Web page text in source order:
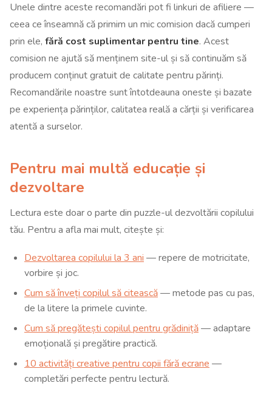
Unele dintre aceste recomandări pot fi linkuri de afiliere —
ceea ce înseamnă că primim un mic comision dacă cumperi
prin ele, fără cost suplimentar pentru tine. Acest
comision ne ajută să menținem site-ul și să continuăm să
producem conținut gratuit de calitate pentru părinți.
Recomandările noastre sunt întotdeauna oneste și bazate
pe experiența părinților, calitatea reală a cărții și verificarea
atentă a surselor.
Pentru mai multă educație și
dezvoltare
Lectura este doar o parte din puzzle-ul dezvoltării copilului
tău. Pentru a afla mai mult, citește și:
Dezvoltarea copilului la 3 ani — repere de motricitate,
vorbire și joc.
Cum să înveți copilul să citească— metode pas cu pas,
de la litere la primele cuvinte.
Cum să pregătești copilul pentru grădiniță— adaptare
emoțională și pregătire practică.
10 activități creative pentru copii fără ecrane —
completări perfecte pentru lectură.